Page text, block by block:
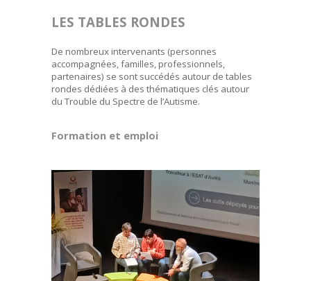
LES TABLES RONDES
De nombreux intervenants (personnes
accompagnées, familles, professionnels,
partenaires) se sont succédés autour de tables
rondes dédiées à des thématiques clés autour
du Trouble du Spectre de l’Autisme.
Formation et emploi